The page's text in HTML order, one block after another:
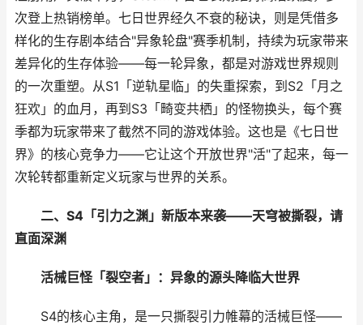
次登上热销榜单。七日世界经久不衰的秘诀，则是凭借多
样化的生存剧本结合"异象轮盘"赛季机制，持续为玩家带来
差异化的生存体验——每一轮异象，都是对游戏世界规则
的一次重塑。从S1「逆轨星临」的失重探索，到S2「月之
狂欢」的血月，再到S3「畸变共栖」的怪物换头，每个赛
季都为玩家带来了截然不同的游戏体验。这也是《七日世
界》的核心竞争力——它让这个开放世界"活"了起来，每一
次轮转都重新定义玩家与世界的关系。
二、S4「引力之渊」新版本来袭——天穹被撕裂，请
直面深渊
活械巨怪「裂空者」：异象的源头降临大世界
S4的核心主角，是一只撕裂引力帷幕的活械巨怪——